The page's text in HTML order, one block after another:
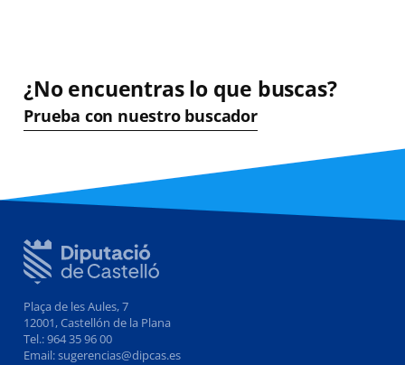
¿No encuentras lo que buscas?
Prueba con nuestro buscador
Plaça de les Aules, 7
12001, Castellón de la Plana
Tel.: 964 35 96 00
Email: sugerencias@dipcas.es